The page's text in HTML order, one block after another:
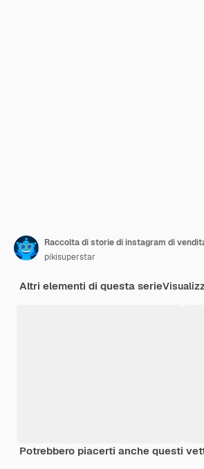
pikisuperstar
Altri elementi di questa serie
Potrebbero piacerti anche questi